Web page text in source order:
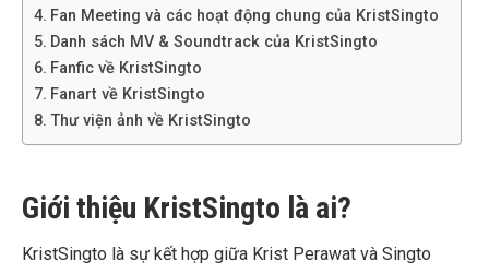
Fan Meeting và các hoạt động chung của KristSingto
Danh sách MV & Soundtrack của KristSingto
Fanfic về KristSingto
Fanart về KristSingto
Thư viện ảnh về KristSingto
Giới thiệu KristSingto là ai?
KristSingto là sự kết hợp giữa Krist Perawat và Singto